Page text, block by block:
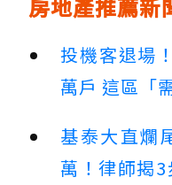
房地產推薦新
投機客退場
萬戶 這區「
基泰大直爛
萬！律師揭